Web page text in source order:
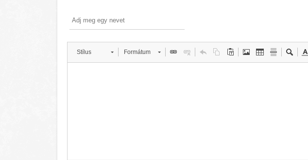
Stílus Formátum